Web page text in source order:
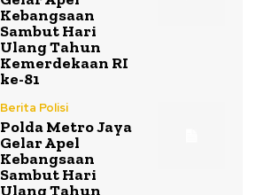
Kebangsaan
Sambut Hari
Ulang Tahun
Kemerdekaan RI
ke-81
Berita Polisi
Polda Metro Jaya
Gelar Apel
Kebangsaan
Sambut Hari
Ulang Tahun